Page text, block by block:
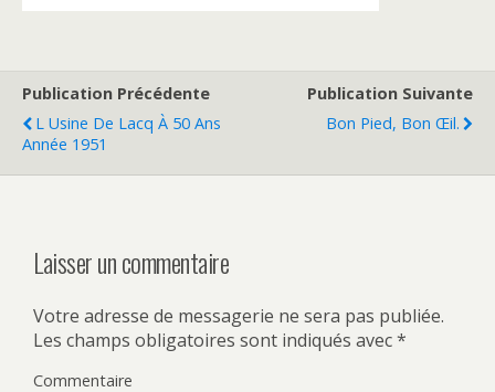
Publication Précédente
L Usine De Lacq À 50 Ans
Année 1951
Publication Suivante
Bon Pied, Bon Œil.
Laisser un commentaire
Votre adresse de messagerie ne sera pas publiée.
Les champs obligatoires sont indiqués avec*
Commentaire